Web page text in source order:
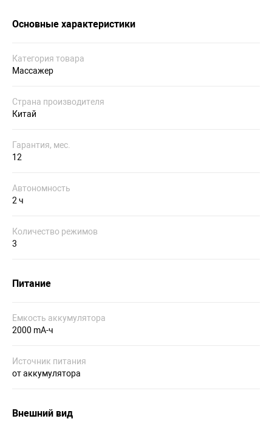
Основные характеристики
Категория товара
Массажер
Страна производителя
Китай
Гарантия, мес.
12
Автономность
2 ч
Количество режимов
3
Питание
Емкость аккумулятора
2000 mA-ч
Источник питания
от аккумулятора
Внешний вид